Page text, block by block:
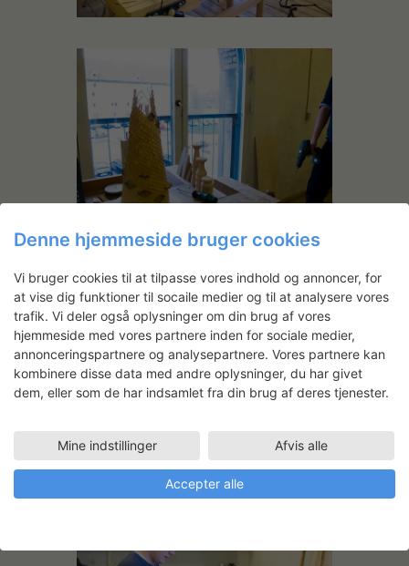
Denne hjemmeside bruger cookies
Vi bruger cookies til at tilpasse vores indhold og annoncer, for
at vise dig funktioner til socaile medier og til at analysere vores
trafik. Vi deler også oplysninger om din brug af vores
hjemmeside med vores partnere inden for sociale medier,
annonceringspartnere og analysepartnere. Vores partnere kan
kombinere disse data med andre oplysninger, du har givet
dem, eller som de har indsamlet fra din brug af deres tjenester.
Mine indstillinger Afvis alle
Accepter alle